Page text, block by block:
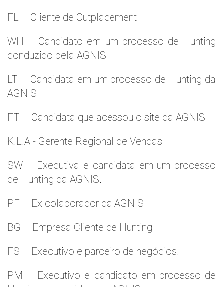
FL – Cliente de Outplacement
WH – Candidato em um processo de Hunting
conduzido pela AGNIS
LT – Candidata em um processo de Hunting da
AGNIS
FT – Candidata que acessou o site da AGNIS
K.L.A - Gerente Regional de Vendas
SW – Executiva e candidata em um processo
de Hunting da AGNIS.
PF – Ex colaborador da AGNIS
BG – Empresa Cliente de Hunting
FS – Executivo e parceiro de negócios.
PM – Executivo e candidato em processo de